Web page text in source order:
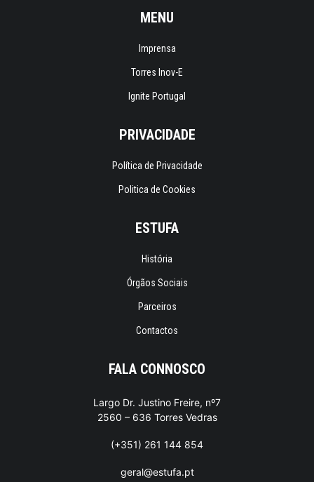
MENU
Imprensa
Torres Inov-E
Ignite Portugal
PRIVACIDADE
Política de Privacidade
Politica de Cookies
ESTUFA
História
Órgãos Sociais
Parceiros
Contactos
FALA CONNOSCO
Largo Dr. Justino Freire, nº7
2560 – 636 Torres Vedras
(+351) 261 144 854
geral@estufa.pt